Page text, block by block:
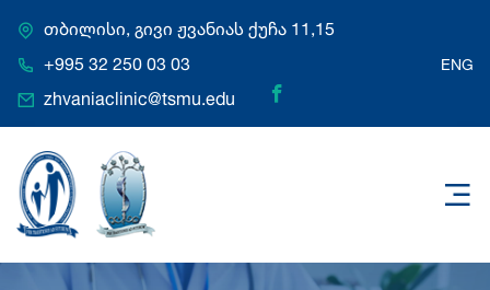
თბილისი, გივი ჟვანიას ქუჩა 11,15
+995 32 250 03 03
zhvaniaclinic@tsmu.edu
ENG